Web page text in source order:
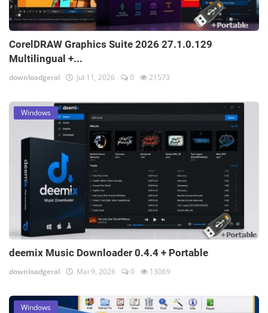
CorelDRAW Graphics Suite 2026 27.1.0.129
Multilingual +...
downloadgeral Jul 11, 2026 0 21573
Windows
deemix Music Downloader 0.4.4 + Portable
downloadgeral Mai 9, 2026 0 13069
Windows